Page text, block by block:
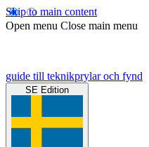
Skip to main content
Open menu Close main menu
guide till teknikprylar och fynd
SE Edition